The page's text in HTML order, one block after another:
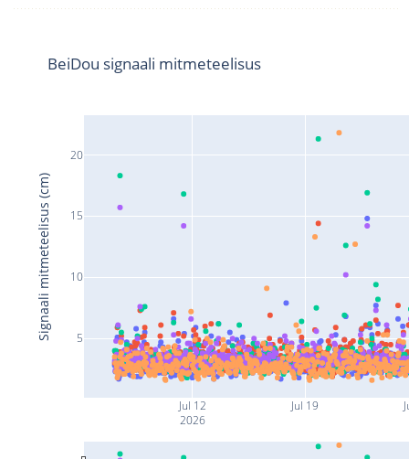
Jul 12
2026
Jul 19
5
10
15
20
BeiDou signaali mitmeteelisus
Signaali mitmeteelisus (cm)